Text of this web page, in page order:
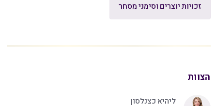
זכויות יוצרים וסימני מסחר
הצוות
ליהיא כצנלסון